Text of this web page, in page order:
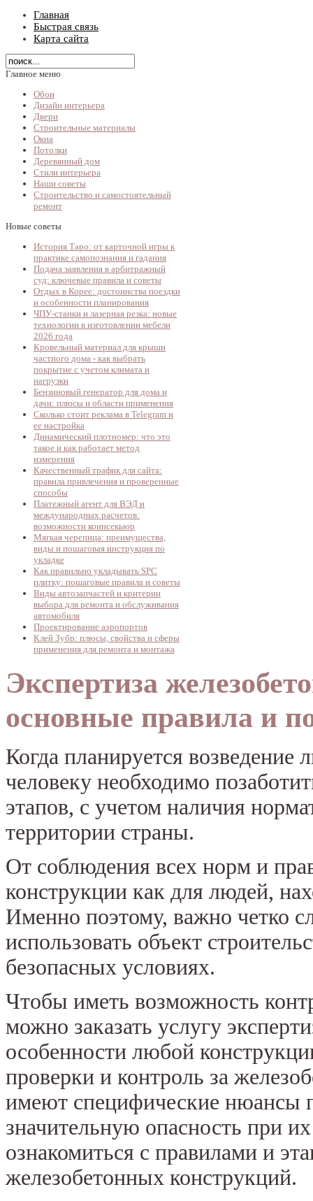
Главная
Быстрая связь
Карта сайта
Главное меню
Обои
Дизайн интерьера
Двери
Строительные материалы
Окна
Потолки
Деревянный дом
Стили интерьера
Наши советы
Строительство и самостоятельный
ремонт
Новые советы
История Таро: от карточной игры к
практике самопознания и гадания
Подача заявления в арбитражный
суд: ключевые правила и советы
Отдых в Корее: достоинства поездки
и особенности планирования
ЧПУ-станки и лазерная резка: новые
технологии в изготовлении мебели
2026 года
Кровельный материал для крыши
частного дома - как выбрать
покрытие с учетом климата и
нагрузки
Бензиновый генератор для дома и
дачи: плюсы и области применения
Сколько стоит реклама в Telegram и
ее настройка
Динамический плотномер: что это
такое и как работает метод
измерения
Качественный трафик для сайта:
правила привлечения и проверенные
способы
Платежный агент для ВЭД и
международных расчетов:
возможности коинсекьюр
Мягкая черепица: преимущества,
виды и пошаговая инструкция по
укладке
Как правильно укладывать SPC
плитку: пошаговые правила и советы
Виды автозапчастей и критерии
выбора для ремонта и обслуживания
автомобиля
Проектирование аэропортов
Клей Зубр: плюсы, свойства и сферы
применения для ремонта и монтажа
Экспертиза
основные правила и
Когда планируется возведение
человеку необходимо
этапов, с учетом наличия
территории страны.
От соблюдения всех норм и
конструкции как для людей,
Именно поэтому, важно четко
использовать объект
безопасных условиях.
Чтобы иметь возможность
можно заказать услугу
особенности любой
проверки и контроль за
имеют специфические нюансы
значительную опасность при
ознакомиться с правилами и
железобетонных конструкций.